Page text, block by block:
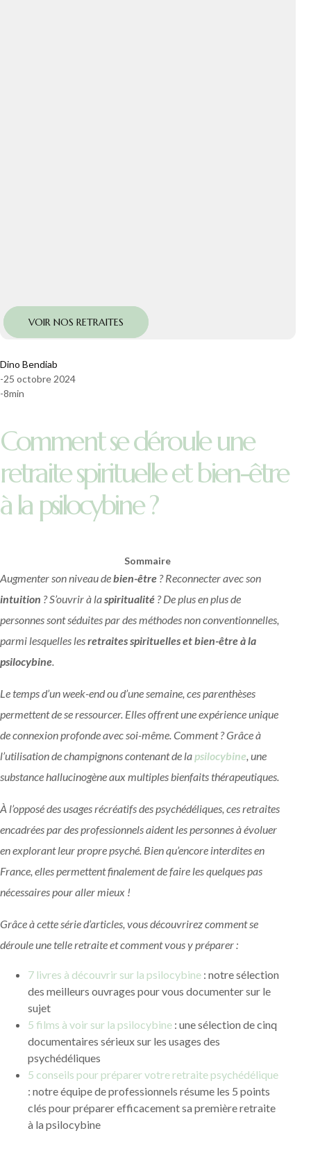
VOIR NOS RETRAITES
Dino Bendiab
-25 octobre 2024
-8min
Comment se déroule une
retraite spirituelle et bien-être
à la psilocybine ?
Sommaire
Augmenter son niveau debien-être ? Reconnecter avec son
intuition ? S’ouvrir à laspiritualité ? De plus en plus de
personnes sont séduites par des méthodes non conventionnelles,
parmi lesquelles lesretraites spirituelles et bien-être à la
psilocybine.
Le temps d’un week-end ou d’une semaine, ces parenthèses
permettent de se ressourcer. Elles offrent une expérience unique
de connexion profonde avec soi-même. Comment ? Grâce à
l’utilisation de champignons contenant de la psilocybine, une
substance hallucinogène aux multiples bienfaits thérapeutiques.
À l’opposé des usages récréatifs des psychédéliques, ces retraites
encadrées par des professionnels aident les personnes à évoluer
en explorant leur propre psyché. Bien qu’encore interdites en
France, elles permettent finalement de faire les quelques pas
nécessaires pour aller mieux !
Grâce à cette série d’articles, vous découvrirez comment se
déroule une telle retraite et comment vous y préparer :
7 livres à découvrir sur la psilocybine : notre sélection
des meilleurs ouvrages pour vous documenter sur le
sujet
5 films à voir sur la psilocybine : une sélection de cinq
documentaires sérieux sur les usages des
psychédéliques
5 conseils pour préparer votre retraite psychédélique
: notre équipe de professionnels résume les 5 points
clés pour préparer efficacement sa première retraite
à la psilocybine